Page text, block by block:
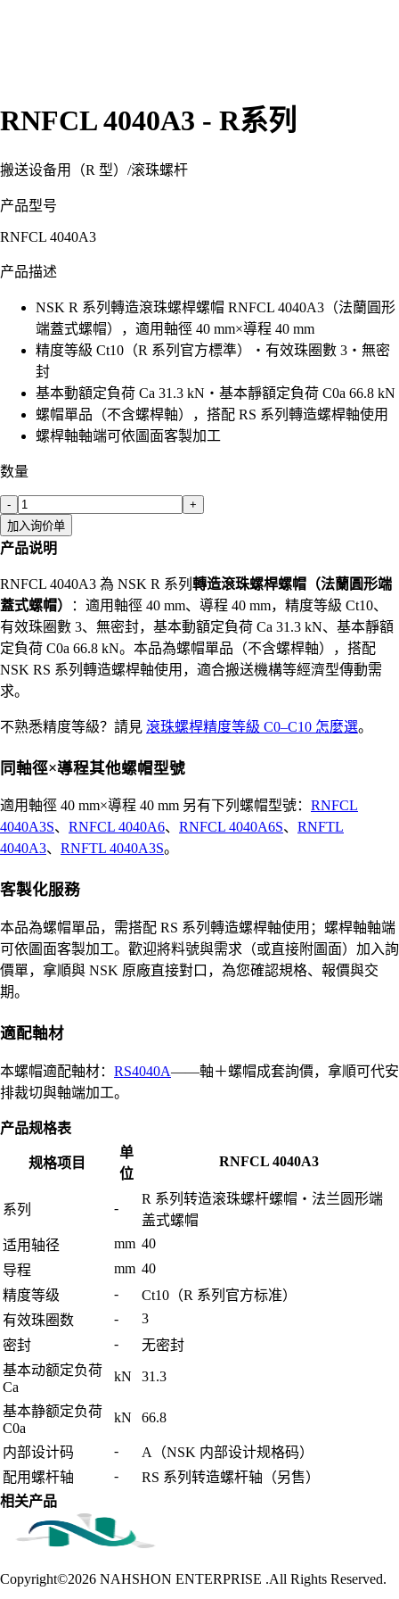
RNFCL 4040A3 - R系列
搬送设备用（R 型） /滚珠螺杆
产品型号
RNFCL 4040A3
产品描述
NSK R 系列轉造滾珠螺桿螺帽 RNFCL 4040A3（法蘭圓形
端蓋式螺帽），適用軸徑 40 mm×導程 40 mm
精度等級 Ct10（R 系列官方標準）・有效珠圈數 3・無密
封
基本動額定負荷 Ca 31.3 kN・基本靜額定負荷 C0a 66.8 kN
螺帽單品（不含螺桿軸），搭配 RS 系列轉造螺桿軸使用
螺桿軸軸端可依圖面客製加工
数量
-
+
加入询价单
产品说明
RNFCL 4040A3 為 NSK R 系列 轉造滾珠螺桿螺帽（法蘭圓形端
蓋式螺帽）
：適用軸徑 40 mm、導程 40 mm，精度等級 Ct10、
有效珠圈數 3、無密封，基本動額定負荷 Ca 31.3 kN、基本靜額
定負荷 C0a 66.8 kN。本品為螺帽單品（不含螺桿軸），搭配
NSK RS 系列轉造螺桿軸使用，適合搬送機構等經濟型傳動需
求。
不熟悉精度等級？請見 滾珠螺桿精度等級 C0–C10 怎麼選。
同軸徑×導程其他螺帽型號
適用軸徑 40 mm×導程 40 mm 另有下列螺帽型號： RNFCL
4040A3S、 RNFCL 4040A6、 RNFCL 4040A6S、 RNFTL
4040A3、 RNFTL 4040A3S。
客製化服務
本品為螺帽單品，需搭配 RS 系列轉造螺桿軸使用；螺桿軸軸端
可依圖面客製加工。歡迎將料號與需求（或直接附圖面）加入詢
價單，拿順與 NSK 原廠直接對口，為您確認規格、報價與交
期。
適配軸材
本螺帽適配軸材： RS4040A——軸＋螺帽成套詢價，拿順可代安
排裁切與軸端加工。
产品规格表
规格项目
单
位
RNFCL 4040A3
系列 -
R 系列转造滚珠螺杆螺帽・法兰圆形端
盖式螺帽
适用轴径
mm 40
导程
mm 40
精度等级
-
Ct10（R 系列官方标准）
有效珠圈数
-
3
密封
-
无密封
基本动额定负荷
Ca
kN 31.3
基本静额定负荷
C0a
kN 66.8
内部设计码 -
A（NSK 内部设计规格码）
配用螺杆轴
-
RS 系列转造螺杆轴（另售）
相关产品
Copyright©2026 NAHSHON ENTERPRISE .All Rights Reserved.